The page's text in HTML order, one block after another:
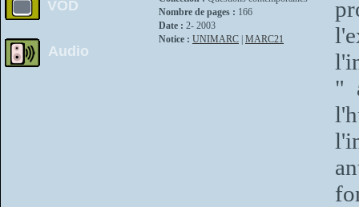
VOD
Audio
Nombre de pages : 166
Date : 2- 2003
Notice : UNIMARC MARC21
"